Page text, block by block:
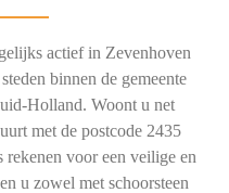
actief in Zevenhoven
binnen de gemeente
Holland. Woont u net
met de postcode 2435
voor een veilige en
u zowel met schoorsteen